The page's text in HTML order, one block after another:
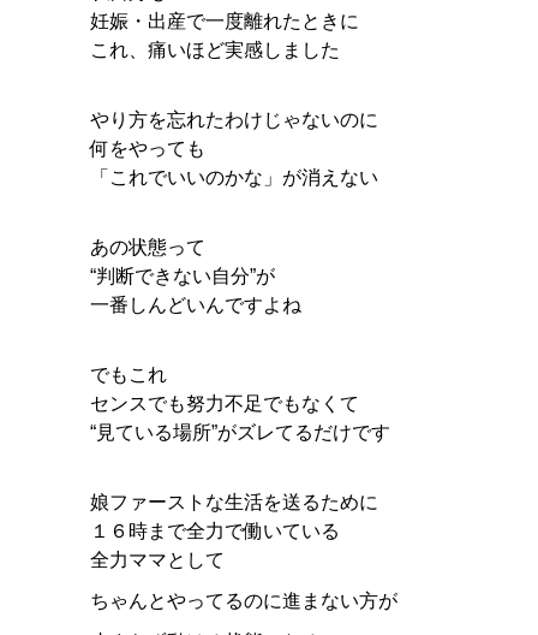
妊娠・出産で一度離れたときに
これ、痛いほど実感しました
やり方を忘れたわけじゃないのに
何をやっても
「これでいいのかな」が消えない
あの状態って
“判断できない自分”が
一番しんどいんですよね
でもこれ
センスでも努力不足でもなくて
“見ている場所”がズレてるだけです
娘ファーストな生活を送るために
１６時まで全力で働いている
全力ママとして
ちゃんとやってるのに進まない方が